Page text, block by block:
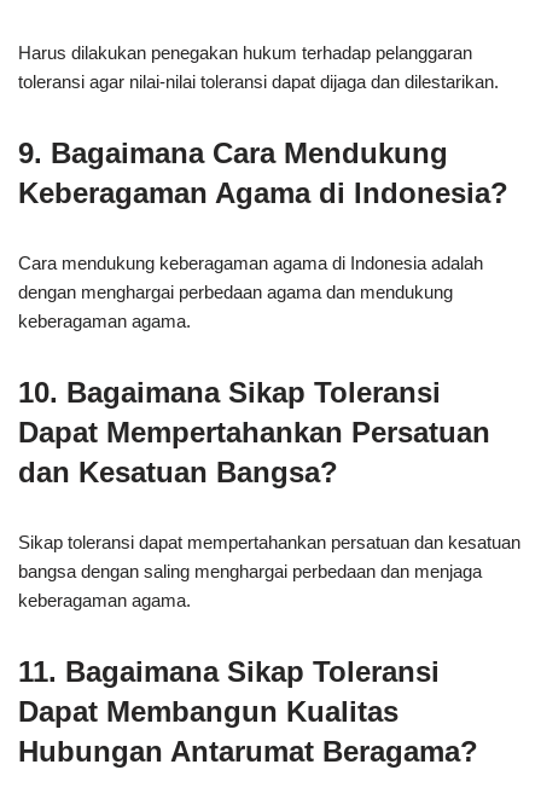
Harus dilakukan penegakan hukum terhadap pelanggaran
toleransi agar nilai-nilai toleransi dapat dijaga dan dilestarikan.
9. Bagaimana Cara Mendukung
Keberagaman Agama di Indonesia?
Cara mendukung keberagaman agama di Indonesia adalah
dengan menghargai perbedaan agama dan mendukung
keberagaman agama.
10. Bagaimana Sikap Toleransi
Dapat Mempertahankan Persatuan
dan Kesatuan Bangsa?
Sikap toleransi dapat mempertahankan persatuan dan kesatuan
bangsa dengan saling menghargai perbedaan dan menjaga
keberagaman agama.
11. Bagaimana Sikap Toleransi
Dapat Membangun Kualitas
Hubungan Antarumat Beragama?